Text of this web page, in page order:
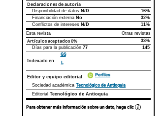
Declaraciones de autoría
Declaraciones de autoríaEste artículo
Disponibilidad de datos N/D
16%
Financiación externa No
32%
Conflictos de intereses N/D
11%
Esta revista
Otras revistas
Artículos aceptados0%
33%
Días para la publicación 77 145
Indexado en
GS
L
Editor y equipo editorial Perfiles
Sociedad académica Tecnológico de Antioquia
Editorial Tecnológico de Antioquia
Para obtener más información sobre un dato, haga clic